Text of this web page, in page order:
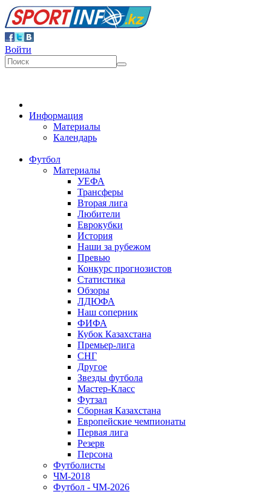
Войти
Информация
Материалы
Календарь
Футбол
Материалы
УЕФА
Трансферы
Вторая лига
Любители
Еврокубки
История
Наши за рубежом
Превью
Конкурс прогнозистов
Статистика
Обзоры
ЛДЮФА
Наш соперник
ФИФА
Кубок Казахстана
Премьер-лига
СНГ
Другое
Звезды футбола
Мастер-Класс
Футзал
Сборная Казахстана
Европейские чемпионаты
Первая лига
Резерв
Персона
Футболисты
ЧМ-2018
Футбол - ЧМ-2026